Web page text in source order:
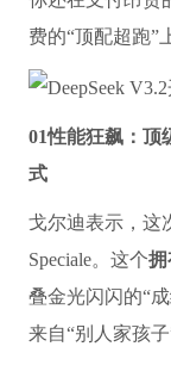
费的“顶配超跑”
01性能狂飙：顶
式
戈尔迪表示，这
Speciale。这个拥
叠金光闪闪的“
来自“别人家孩子